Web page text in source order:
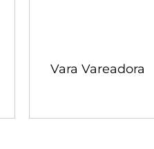
Vara Vareadora